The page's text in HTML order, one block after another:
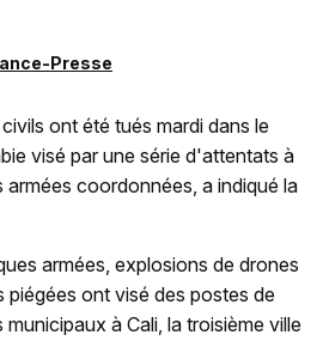
Presse
ont été tués mardi dans le
visé par une série d'attentats à
coordonnées, a indiqué la
armées, explosions de drones
ont visé des postes de
à Cali, la troisième ville